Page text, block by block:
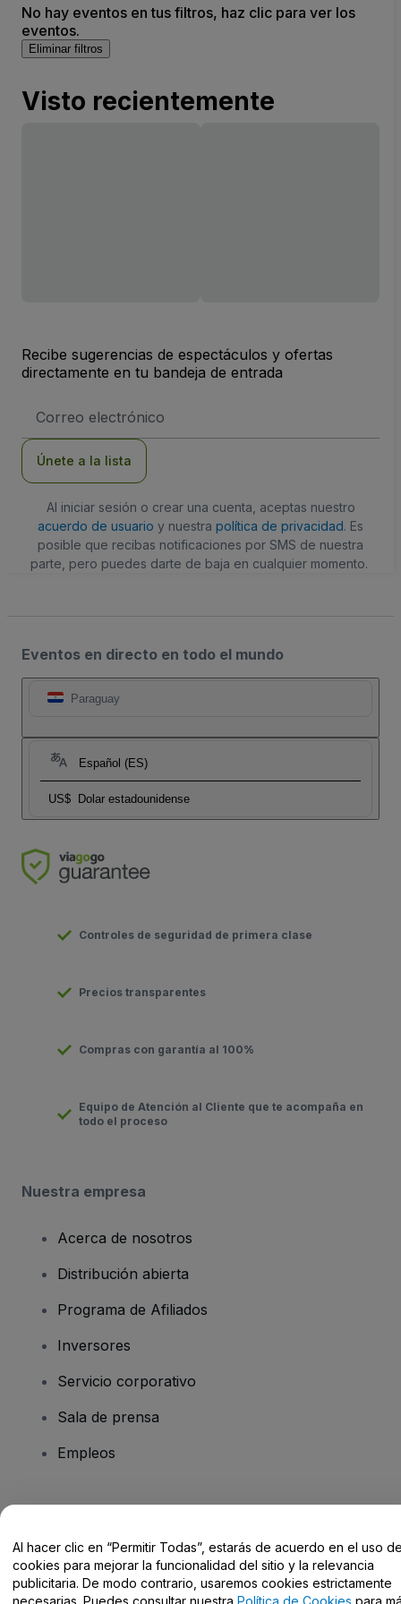
No hay eventos en tus filtros, haz clic para ver los
eventos.
Eliminar filtros
Visto recientemente
Recibe sugerencias de espectáculos y ofertas
directamente en tu bandeja de entrada
de
Únete a la lista
Al iniciar sesión o crear una cuenta, aceptas nuestro
acuerdo de usuario y nuestra política de privacidad. Es
posible que recibas notificaciones por SMS de nuestra
parte, pero puedes darte de baja en cualquier momento.
Eventos en directo en todo el mundo
Paraguay
Español (ES)
US$ Dolar estadounidense
Controles de seguridad de primera clase
Precios transparentes
Compras con garantía al 100%
Equipo de Atención al Cliente que te acompaña en
todo el proceso
Nuestra empresa
Acerca de nosotros
Distribución abierta
Programa de Afiliados
Inversores
Servicio corporativo
Sala de prensa
Empleos
Centro de Ayuda / Contacto
Al hacer clic en “Permitir Todas”, estarás de acuerdo en el uso
cookies para mejorar la funcionalidad del sitio y la relevancia
publicitaria. De modo contrario, usaremos cookies estrictamente
necesarias. Puedes consultar nuestra Política de Cookies para